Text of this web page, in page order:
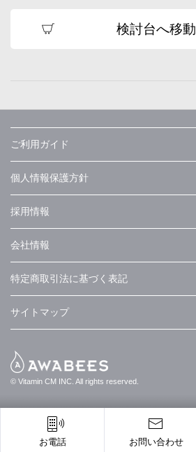
検討台へ移動
ご利用ガイド
個人情報保護方針
採用情報
会社情報
特定商取引法に基づく表記
サイトマップ
© Vitamin CM INC. All rights reserved.
お電話 お問い合わせ